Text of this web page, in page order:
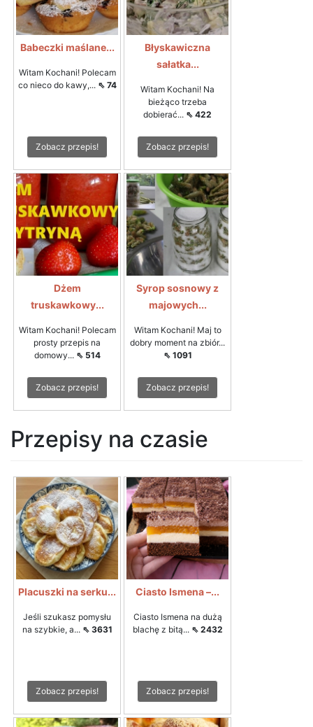
Babeczki maślane...
Witam Kochani! Polecam
co nieco do kawy,... ⇖ 74
Zobacz przepis!
Błyskawiczna
sałatka...
Witam Kochani! Na
bieżąco trzeba
dobierać... ⇖ 422
Zobacz przepis!
Dżem
truskawkowy...
Witam Kochani! Polecam
prosty przepis na
domowy... ⇖ 514
Zobacz przepis!
Syrop sosnowy z
majowych...
Witam Kochani! Maj to
dobry moment na zbiór...
⇖ 1091
Zobacz przepis!
Przepisy na czasie
Placuszki na serku...
Jeśli szukasz pomysłu
na szybkie, a... ⇖ 3631
Zobacz przepis!
Ciasto Ismena –...
Ciasto Ismena na dużą
blachę z bitą... ⇖ 2432
Zobacz przepis!